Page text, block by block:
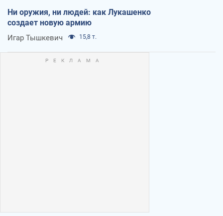
Ни оружия, ни людей: как Лукашенко
создает новую армию
Игар Тышкевич 15,8 т.